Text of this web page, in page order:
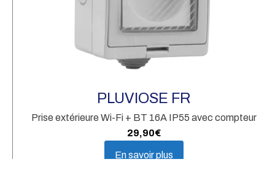
PLUVIOSE FR
Prise extérieure Wi-Fi + BT 16A IP55 avec compteur
29,90€
En savoir plus